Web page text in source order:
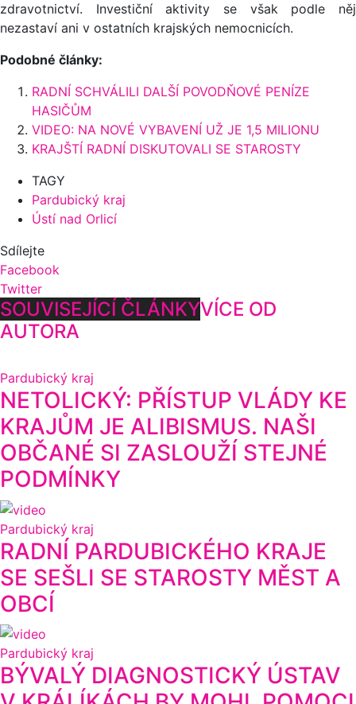
zdravotnictví. Investiční aktivity se však podle něj
nezastaví ani v ostatních krajských nemocnicích.
Podobné články:
RADNÍ SCHVÁLILI DALŠÍ POVODŇOVÉ PENÍZE
HASIČŮM
VIDEO: NA NOVÉ VYBAVENÍ UŽ JE 1,5 MILIONU
KRAJŠTÍ RADNÍ DISKUTOVALI SE STAROSTY
TAGY
Pardubický kraj
Ústí nad Orlicí
Sdílejte
Facebook
Twitter
SOUVISEJÍCÍ ČLÁNKYVÍCE OD
AUTORA
Pardubický kraj
NETOLICKÝ: PŘÍSTUP VLÁDY KE
KRAJŮM JE ALIBISMUS. NAŠI
OBČANÉ SI ZASLOUŽÍ STEJNÉ
PODMÍNKY
Pardubický kraj
RADNÍ PARDUBICKÉHO KRAJE
SE SEŠLI SE STAROSTY MĚST A
OBCÍ
Pardubický kraj
BÝVALÝ DIAGNOSTICKÝ ÚSTAV